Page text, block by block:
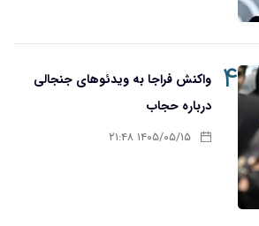
۴
واکنش فراجا به ویدئوهای جنجالی
درباره حجاب
۱۴۰۵/۰۵/۱۵ ۲۱:۴۸